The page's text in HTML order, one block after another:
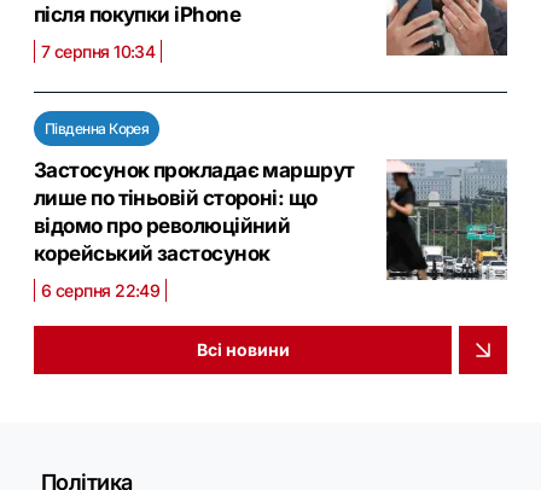
після покупки iPhone
7 серпня 10:34
Південна Корея
Застосунок прокладає маршрут
лише по тіньовій стороні: що
відомо про революційний
корейський застосунок
6 серпня 22:49
Всі новини
Політика